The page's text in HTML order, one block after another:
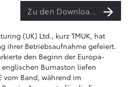
Zu den Downloads
(UK) Ltd., kurz TMUK, hat
ihrer Betriebsaufnahme gefeiert.
den Beginn der Europa-
Burnaston liefen
vom Band, während im